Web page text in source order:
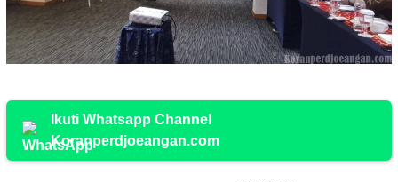
Ikuti Whatsapp Channel
Koranperdjoeangan.com